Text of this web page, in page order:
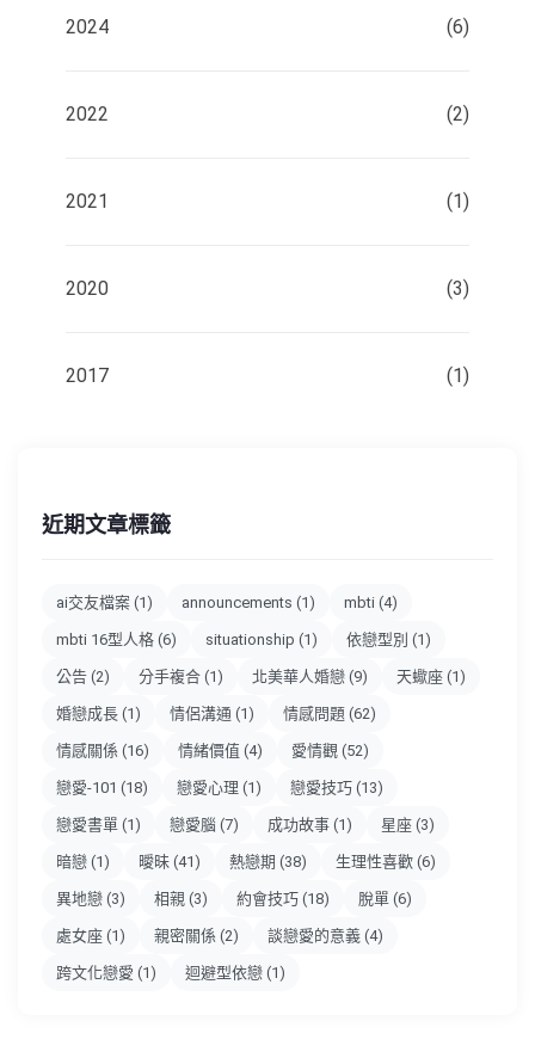
2024 (6)
2022 (2)
2021 (1)
2020 (3)
2017 (1)
近期文章標籤
ai交友檔案 (1) announcements (1) mbti (4)
mbti 16型人格 (6) situationship (1) 依戀型別 (1)
公告 (2) 分手複合 (1) 北美華人婚戀 (9) 天蠍座 (1)
婚戀成長 (1) 情侶溝通 (1) 情感問題 (62)
情感關係 (16) 情緒價值 (4) 愛情觀 (52)
戀愛-101 (18) 戀愛心理 (1) 戀愛技巧 (13)
戀愛書單 (1) 戀愛腦 (7) 成功故事 (1) 星座 (3)
暗戀 (1) 曖昧 (41) 熱戀期 (38) 生理性喜歡 (6)
異地戀 (3) 相親 (3) 約會技巧 (18) 脫單 (6)
處女座 (1) 親密關係 (2) 談戀愛的意義 (4)
跨文化戀愛 (1) 迴避型依戀 (1)